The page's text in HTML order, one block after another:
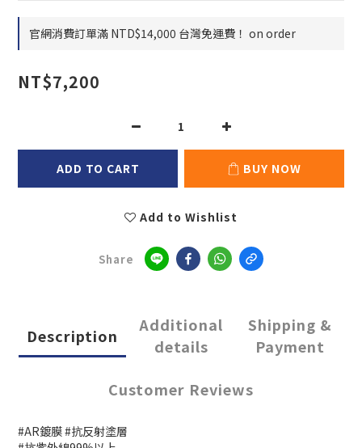
官網消費訂單滿 NTD$14,000 台灣免運費！ on order
NT$7,200
ADD TO CART BUY NOW
Add to Wishlist
Share
Description
Additional
details
Shipping &
Payment
Customer Reviews
#AR鍍膜 #抗反射塗層